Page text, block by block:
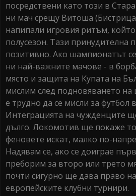
посредствени като този в
ни мач срещу Витоша
напипали игровия ритъм,
полусезон. Тази принудителна
позитивно. Ако шампионатът
ни най-важните мачове - в
място и защита на Купата на
мислим след подновяването на
е трудно да се мисли за футбол
Интеграцията на чужденците
дълго. Локомотив ще покаже
феновете искат, малко по-
Надявам се, ако се доиграе
преборим за второ или трето
почти сигурно ще дава право
европейските клубни турнири.